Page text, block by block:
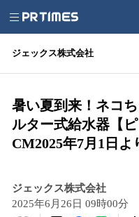
ジェックス株式会社
暑い夏到来！ネコ
ルター式給水器【
CM2025年7月1日よ
ジェックス株式会社
2025年6月26日 09時00分